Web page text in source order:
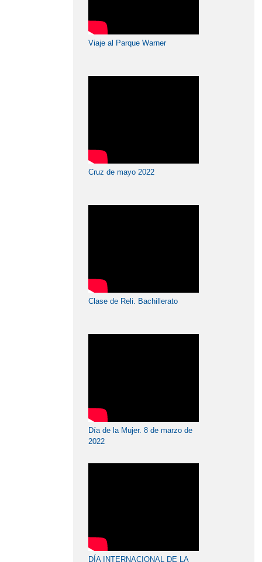
Viaje al Parque Warner
Cruz de mayo 2022
Clase de Reli. Bachillerato
Día de la Mujer. 8 de marzo de
2022
DÍA INTERNACIONAL DE LA